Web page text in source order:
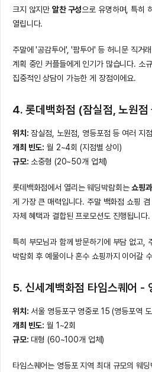
크지 않지만알찬 구성으로 유명하며, 특히
열립니다.
주말에 '공감투어', '팜투어' 등 허니문 직거
계획 중인 커플들에게 인기가 많습니다. 소
집중적인 상담이 가능한 게 장점이에요.
4. 롯데백화점 (잠실점, 노원
위치: 잠실점, 노원점, 영등포점 등 여러 지점
개최 빈도: 월 2~4회 (지점별 상이)
규모: 소중형 (20~50개 업체)
롯데백화점에서 열리는 웨딩박람회는쇼핑
게 가장 큰 매력입니다. 주말 백화점 쇼핑
자체 혜택과 결합된 프로모션도 진행됩니다.
특히 부모님과 함께 방문하기에 부담 없고,
박람회 후 예물이나 혼수 쇼핑까지 이어갈
5. 신세계백화점 타임스퀘어 -
위치: 서울 영등포구 영중로 15 (영등포역
개최 빈도: 월 1~2회
규모: 대형 (60~100개 업체)
타임스퀘어는 영등포 지역 최대 규모의 웨